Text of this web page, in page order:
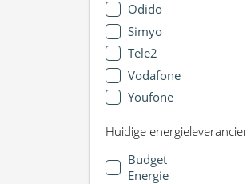
Odido
Simyo
Tele2
Vodafone
Youfone
Huidige energieleverancier
Budget
Energie